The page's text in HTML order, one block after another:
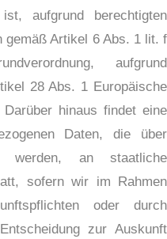
aufgrund berechtigten
gemäß Artikel 6 Abs. 1 lit. f
aufgrund
28 Abs. 1 Europäische
Darüber hinaus findet eine
Daten, die über
werden, an staatliche
sofern wir im Rahmen
oder durch
zur Auskunft